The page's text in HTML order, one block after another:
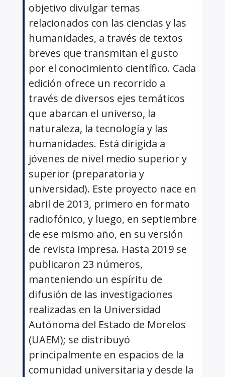
objetivo divulgar temas
relacionados con las ciencias y las
humanidades, a través de textos
breves que transmitan el gusto
por el conocimiento científico. Cada
edición ofrece un recorrido a
través de diversos ejes temáticos
que abarcan el universo, la
naturaleza, la tecnología y las
humanidades. Está dirigida a
jóvenes de nivel medio superior y
superior (preparatoria y
universidad). Este proyecto nace en
abril de 2013, primero en formato
radiofónico, y luego, en septiembre
de ese mismo año, en su versión
de revista impresa. Hasta 2019 se
publicaron 23 números,
manteniendo un espíritu de
difusión de las investigaciones
realizadas en la Universidad
Autónoma del Estado de Morelos
(UAEM); se distribuyó
principalmente en espacios de la
comunidad universitaria y desde la